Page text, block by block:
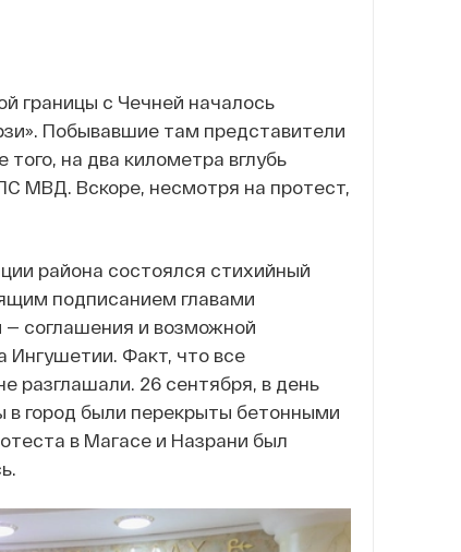
границы с Чечней началось
Побывавшие там представители
на два километра вглубь
МВД. Вскоре, несмотря на протест,
района состоялся стихийный
подписанием главами
соглашения и возможной
Ингушетии. Факт, что все
разглашали. 26 сентября, в день
в город были перекрыты бетонными
в Магасе и Назрани был